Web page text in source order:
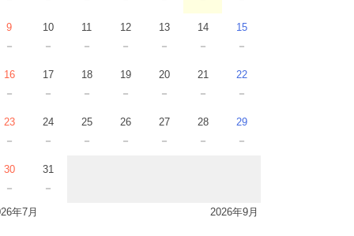
9
－
10
－
11
－
12
－
13
－
14
－
15
－
16
－
17
－
18
－
19
－
20
－
21
－
22
－
23
－
24
－
25
－
26
－
27
－
28
－
29
－
30
－
31
－
年7月 2026年9月